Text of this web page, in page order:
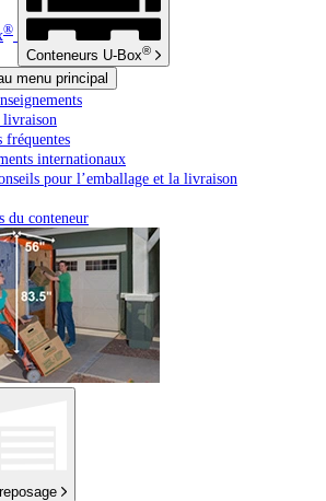
®
Conteneurs U-Box®
menu principal
livraison
internationaux
pour l’emballage et la livraison
du conteneur